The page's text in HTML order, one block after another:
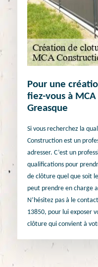
Pour une
fiez-vous à
Greasque
Si vous recherchez la
Construction est un
adresser. C’est un
qualifications pour
de clôture quel que soit
peut prendre en charge
N’hésitez pas à le
13850, pour lui exposer
clôture qui convient à